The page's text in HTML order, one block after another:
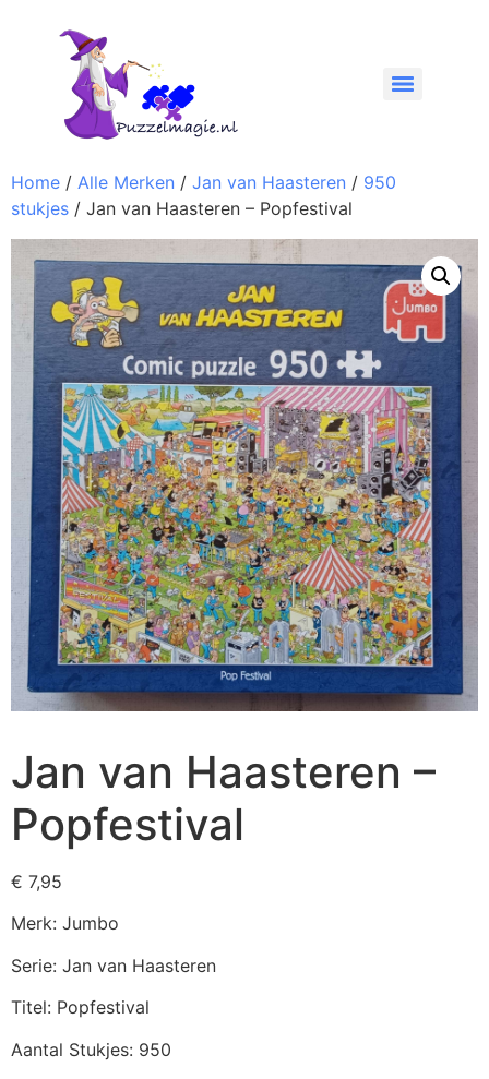
Home / Alle Merken / Jan van Haasteren / 950
stukjes / Jan van Haasteren – Popfestival
Jan van Haasteren –
Popfestival
€ 7,95
Merk: Jumbo
Serie: Jan van Haasteren
Titel: Popfestival
Aantal Stukjes: 950